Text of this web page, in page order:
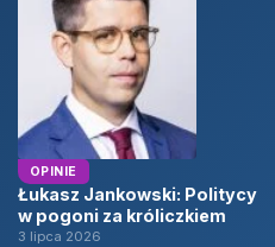
OPINIE
Łukasz Jankowski: Politycy
w pogoni za króliczkiem
3 lipca 2026